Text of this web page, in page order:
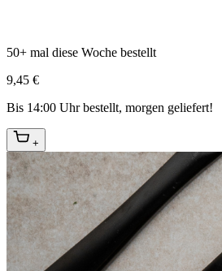
50+ mal diese Woche bestellt
9,45 €
Bis 14:00 Uhr bestellt, morgen geliefert!
+